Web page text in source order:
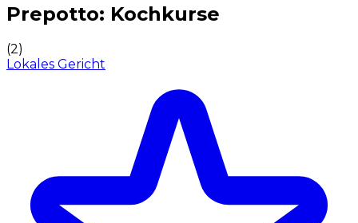
Unvergessliche kulinarische Erlebnisse:
Prepotto: Kochkurse
(2)
Lokales Gericht